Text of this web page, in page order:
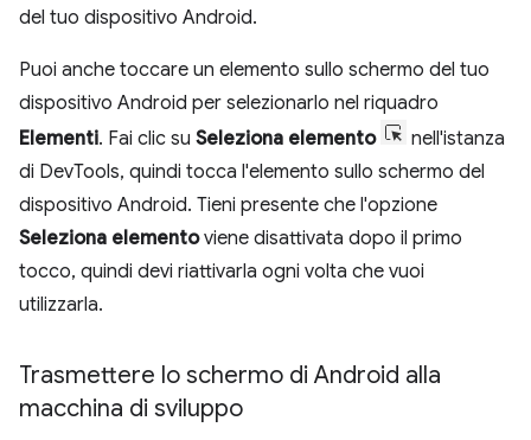
del tuo dispositivo Android.
Puoi anche toccare un elemento sullo schermo del tuo
dispositivo Android per selezionarlo nel riquadro
Elementi. Fai clic su Seleziona elemento
nell'istanza
di DevTools, quindi tocca l'elemento sullo schermo del
dispositivo Android. Tieni presente che l'opzione
Seleziona elementoviene disattivata dopo il primo
tocco, quindi devi riattivarla ogni volta che vuoi
utilizzarla.
Trasmettere lo schermo di Android alla
macchina di sviluppo